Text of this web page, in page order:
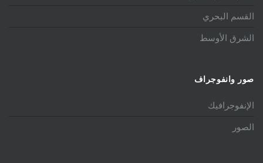
القسم البحري
الشرق الأوسط
صور وانفوجراف
الإنفوجرافيك
الصور